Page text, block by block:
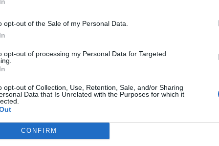
opt-out of the Sale of my Personal Data.
opt-out of processing my Personal Data for Targeted
opt-out of Collection, Use, Retention, Sale, and/or Sharing
Data that Is Unrelated with the Purposes for which it
CONFIRM
ΣΥΡΙΖΑ - Γιατί
του κόμματος
μπορούσαν για
την
Ζαχαριάδη
με τη Σδούκου για
Αποδέχομαι τουςόρους χρήσης